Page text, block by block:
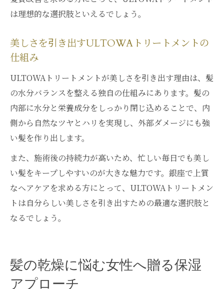
は理想的な選択肢といえるでしょう。
美しさを引き出すULTOWAトリートメントの
仕組み
ULTOWAトリートメントが美しさを引き出す理由は、髪
の水分バランスを整える独自の仕組みにあります。髪の
内部に水分と栄養成分をしっかり閉じ込めることで、内
側から自然なツヤとハリを実現し、外部ダメージにも強
い髪を作り出します。
また、施術後の持続力が高いため、忙しい毎日でも美し
い髪をキープしやすいのが大きな魅力です。銀座で上質
なヘアケアを求める方にとって、ULTOWAトリートメン
トは自分らしい美しさを引き出すための最適な選択肢と
なるでしょう。
髪の乾燥に悩む女性へ贈る保湿
アプローチ